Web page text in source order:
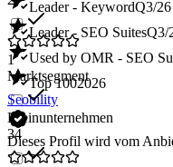
1
Marktsegment
Kleinunternehmen
34
Leader - KeywordQ3/26
Leader - SEO SuitesQ3/
Used by OMR - SEO
Top 1002026
Seobility
Dieses Profil wird vom